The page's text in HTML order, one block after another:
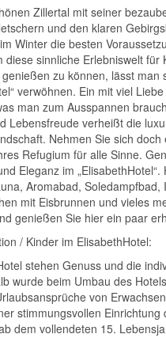
Zillertal mit seiner
und den klaren
Winter die besten
diese sinnliche Erlebniswelt für
zu können, lässt man
verwöhnen. Ein mit viel
man zum Ausspannen
Lebensfreude verheißt die
Nehmen Sie sich
Refugium für alle Sinne.
Eleganz im
Aromabad, Soledampfbad,
mit Eisbrunnen und vieles
genießen Sie hier ein paar
/ Kinder im ElisabethHotel:
stehen Genuss und die
wurde beim Umbau des
von
stimmungsvollen Einrichtung
dem vollendeten 15.